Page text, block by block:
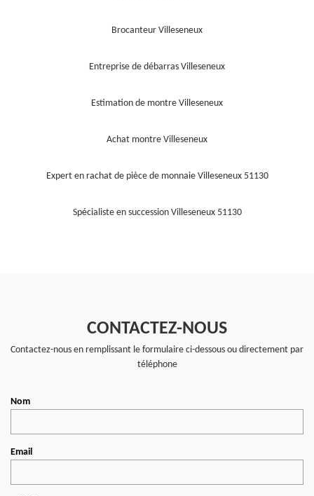
Brocanteur Villeseneux
Entreprise de débarras Villeseneux
Estimation de montre Villeseneux
Achat montre Villeseneux
Expert en rachat de pièce de monnaie Villeseneux 51130
Spécialiste en succession Villeseneux 51130
CONTACTEZ-NOUS
Contactez-nous en remplissant le formulaire ci-dessous ou directement par
téléphone
Nom
Email